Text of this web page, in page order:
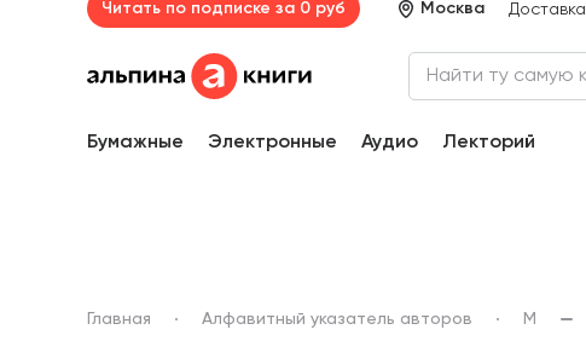
Читать по подписке за 0 руб Москва Доставка
Бумажные Электронные Аудио Лекторий
Главная Алфавитный указатель авторов М